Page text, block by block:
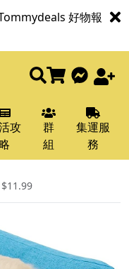
好物報
攻
群
組
集運服
務
$11.99